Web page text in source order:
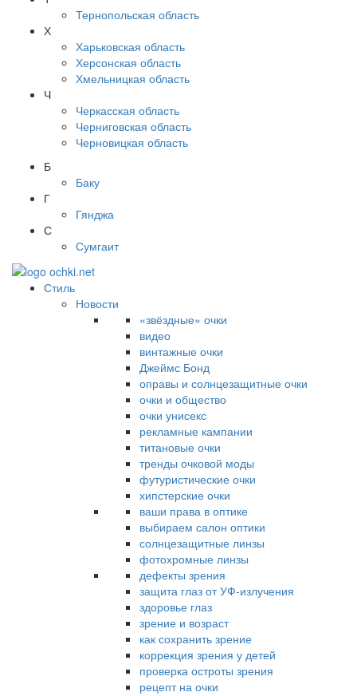
Тернопольская область
Х
Харьковская область
Херсонская область
Хмельницкая область
Ч
Черкасская область
Черниговская область
Черновицкая область
Б
Баку
Г
Гянджа
С
Сумгаит
Стиль
Новости
«звёздные» очки
видео
винтажные очки
Джеймс Бонд
оправы и солнцезащитные очки
очки и общество
очки унисекс
рекламные кампании
титановые очки
тренды очковой моды
футуристические очки
хипстерские очки
ваши права в оптике
выбираем салон оптики
солнцезащитные линзы
фотохромные линзы
дефекты зрения
защита глаз от УФ-излучения
здоровье глаз
зрение и возраст
как сохранить зрение
коррекция зрения у детей
проверка остроты зрения
рецепт на очки